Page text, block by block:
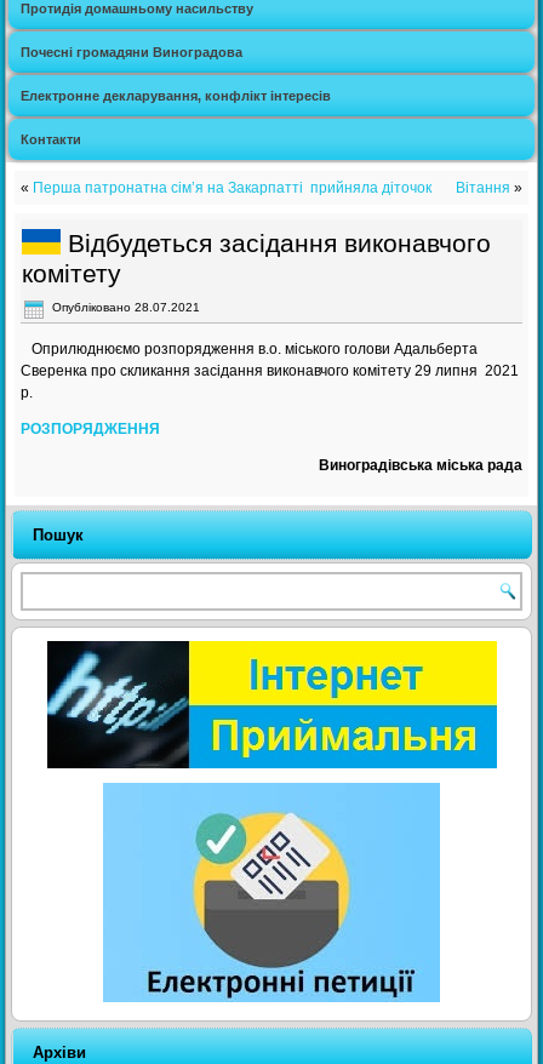
Протидія домашньому насильству
Почесні громадяни Виноградова
Електронне декларування, конфлікт інтересів
Контакти
« Перша патронатна сім’я на Закарпатті прийняла діточок Вітання »
Відбудеться засідання виконавчого
комітету
Опубліковано 28.07.2021
Оприлюднюємо розпорядження в.о. міського голови Адальберта
Сверенка про скликання засідання виконавчого комітету 29 липня 2021
р.
РОЗПОРЯДЖЕННЯ
Виноградівська міська рада
Пошук
Архіви